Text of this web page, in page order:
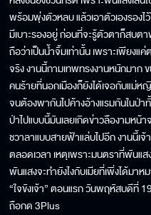
พร้อมพุ่งตัวหลบ แล้วเอาตัวเองรอง
มีเบาะรองอยู่ ก่อนที่จะรู้ตัวตาก็สบต
ถือว่าเป็นน้ำจิ้มเท่านั้น เพราะเพียง
จริง งานนี้กามเทพทรงงานหนักมาก
คนร้ายที่นอกเมืองก็ยังได้เจอกับแม่ห
จนต้องพากันไปค้างอ้างแรมกันในป่
ป่าไปแบบนี้มันเลยเกิดข่าวลืองามห
ชวาลาแบบสายฟ้าแล่บไปอีก งานนี้เ
ตลอดเวลา เหตุเพราะมนตราที่พันแ
พันแสงจะทำยังไงกับเมียที่เพิ่งได้มา
“ใจขังเจ้า” ตอนแรก วันพฤหัสบดีที่
ถือกด 3Plus